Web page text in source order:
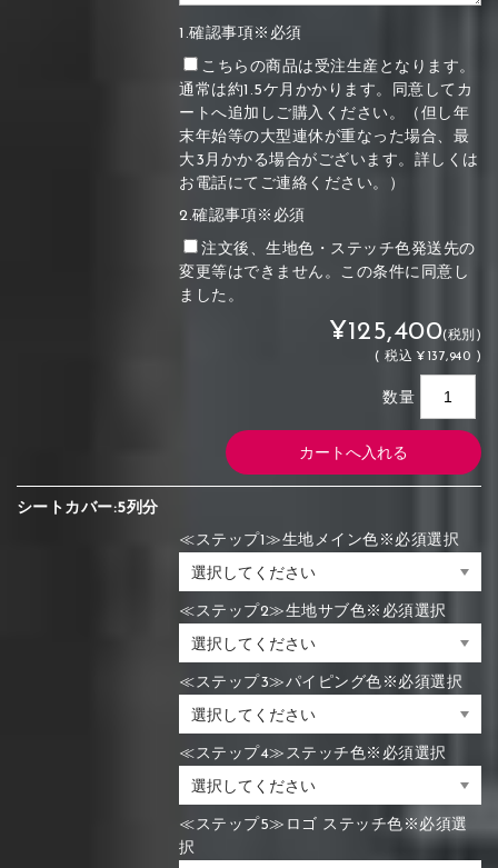
1.確認事項※必須
こちらの商品は受注生産となります。
通常は約1.5ケ月かかります。同意してカ
ートへ追加しご購入ください。（但し年
末年始等の大型連休が重なった場合、最
大3月かかる場合がございます。詳しくは
お電話にてご連絡ください。）
2.確認事項※必須
注文後、生地色・ステッチ色発送先の
変更等はできません。この条件に同意し
ました。
¥125,400(税別)
(税込 ¥137,940 )
数量
シートカバー:5列分
≪ステップ1≫生地メイン色※必須選択
≪ステップ2≫生地サブ色※必須選択
≪ステップ3≫パイピング色※必須選択
≪ステップ4≫ステッチ色※必須選択
≪ステップ5≫ロゴ ステッチ色※必須選
択